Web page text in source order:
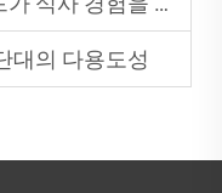
대의 다용도성